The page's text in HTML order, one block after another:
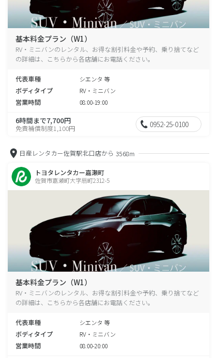
基本料金プラン（W1）
RV・ミニバンのレンタル、お得な割引料金や予約、乗り捨てなど
の詳細は、こちらから各店舗にお電話ください。
代表車種 シエンタ 等
ボディタイプ RV・ミニバン
営業時間 08:00-19:00
6時間まで7,700円
免責補償制度1,100円 0952-25-0100
日産レンタカー佐賀駅北口店から 3568m
トヨタレンタカー嘉瀬町
佐賀市嘉瀬町大字扇町2312-5
基本料金プラン（W1）
RV・ミニバンのレンタル、お得な割引料金や予約、乗り捨てなど
の詳細は、こちらから各店舗にお電話ください。
代表車種 シエンタ 等
ボディタイプ RV・ミニバン
営業時間 08:00-20:00